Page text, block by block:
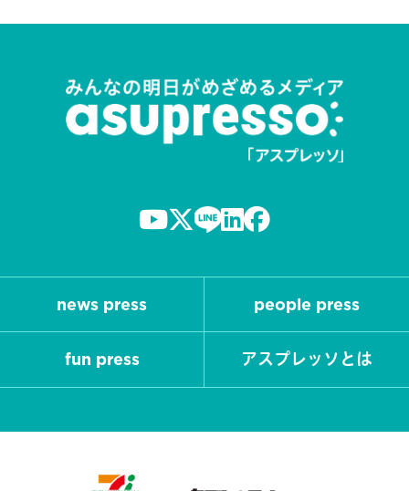
news press people press
fun press アスプレッソとは